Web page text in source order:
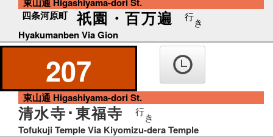
四条河原町
祇園・百万遍 行き
Hyakumanben Via Gion
207
東山通 Higashiyama-dori St.
清水寺･東福寺 行き
Tofukuji Temple Via Kiyomizu-dera Temple